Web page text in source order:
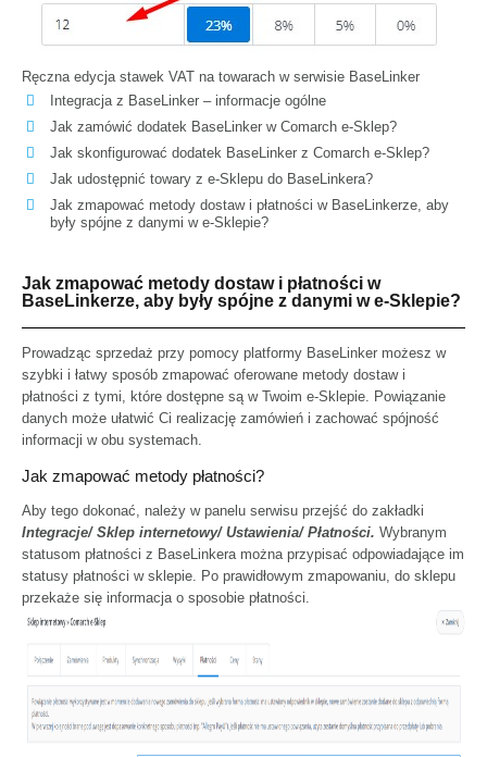
Ręczna edycja stawek VAT na towarach w serwisie BaseLinker
Integracja z BaseLinker – informacje ogólne
Jak zamówić dodatek BaseLinker w Comarch e-Sklep?
Jak skonfigurować dodatek BaseLinker z Comarch e-Sklep?
Jak udostępnić towary z e-Sklepu do BaseLinkera?
Jak zmapować metody dostaw i płatności w BaseLinkerze, aby
były spójne z danymi w e-Sklepie?
Jak zmapować metody dostaw i płatności w
BaseLinkerze, aby były spójne z danymi w e-Sklepie?
Prowadząc sprzedaż przy pomocy platformy BaseLinker możesz w
szybki i łatwy sposób zmapować oferowane metody dostaw i
płatności z tymi, które dostępne są w Twoim e-Sklepie. Powiązanie
danych może ułatwić Ci realizację zamówień i zachować spójność
informacji w obu systemach.
Jak zmapować metody płatności?
Aby tego dokonać, należy w panelu serwisu przejść do zakładki
Integracje/ Sklep internetowy/ Ustawienia/ Płatności. Wybranym
statusom płatności z BaseLinkera można przypisać odpowiadające im
statusy płatności w sklepie. Po prawidłowym zmapowaniu, do sklepu
przekaże się informacja o sposobie płatności.